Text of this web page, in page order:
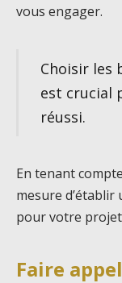
vous engager.
Choisir les
est crucial
réussi.
En tenant
mesure
pour votre
Faire